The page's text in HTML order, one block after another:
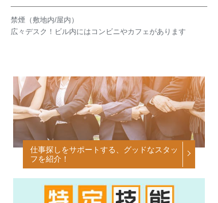
禁煙（敷地内/屋内）
広々デスク！ビル内にはコンビニやカフェがあります
仕事探しをサポートする、グッドなスタッ
フを紹介！